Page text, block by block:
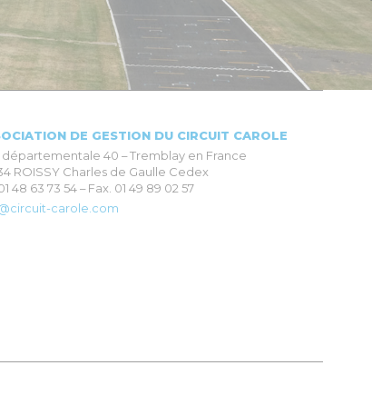
DE GESTION DU CIRCUIT CAROLE
départementale 40 – Tremblay en France
ROISSY Charles de Gaulle Cedex
48 63 73 54 – Fax. 01 49 89 02 57
carole.com